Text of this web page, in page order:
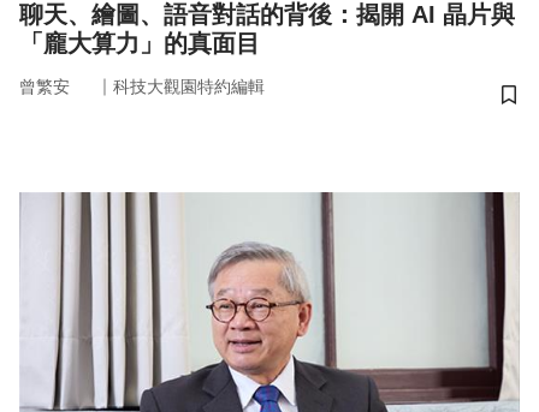
聊天、繪圖、語音對話的背後：揭開 AI 晶片與
「龐大算力」的真面目
曾繁安 ｜ 科技大觀園特約編輯
儲